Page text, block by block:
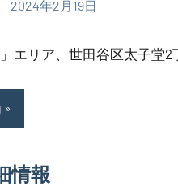
2024年2月19日
エリア、世田谷区太子堂
情報